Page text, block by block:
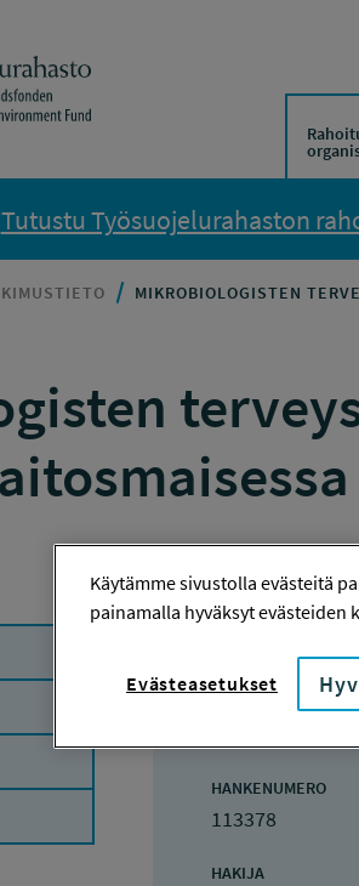
Tutustu Työsuojelurahaston
MIKROBIOLOGISTEN
HANKENUMERO
113378
HAKIJA
Käytämme sivustolla evästeitä
painamalla hyväksyt evästeiden
Evästeasetukset